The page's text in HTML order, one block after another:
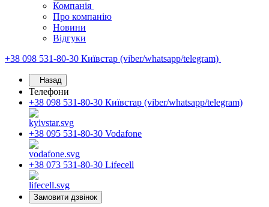
Компанія
Про компанію
Новини
Відгуки
+38 098 531-80-30 Київстар (viber/whatsapp/telegram)
Назад
Телефони
+38 098 531-80-30 Київстар (viber/whatsapp/telegram)
+38 095 531-80-30 Vodafone
+38 073 531-80-30 Lifecell
Замовити дзвінок